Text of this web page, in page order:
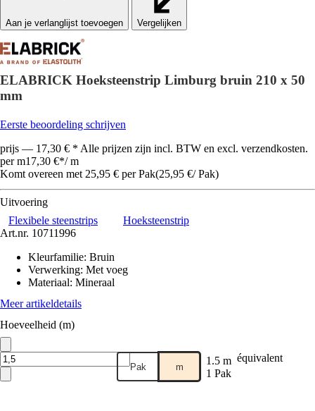
Vergelijken
ELABRICK Hoeksteenstrip Limburg bruin 210 x 50
mm
Eerste beoordeling schrijven
prijs — 17,30 € * Alle prijzen zijn incl. BTW en excl. verzendkosten.
per m17,30 €*/ m
Komt overeen met 25,95 € per Pak(25,95 €/ Pak)
Uitvoering
Flexibele steenstrips
Hoeksteenstrip
Art.nr. 10711996
Kleurfamilie: Bruin
Verwerking: Met voeg
Materiaal: Mineraal
Meer artikeldetails
Hoeveelheid (m)
Pak m 1.5 m équivalent
1 Pak